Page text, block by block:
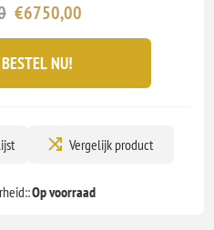
€6750,00
BESTEL NU!
Vergelijk product
Op voorraad